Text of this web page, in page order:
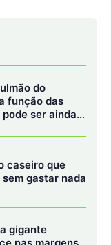
completamente
10 dias; no
vez por mês.
verifique
suspenda a